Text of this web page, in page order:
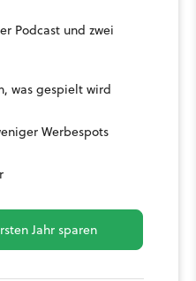
Podcast und zwei
was gespielt wird
Werbespots
Jahr sparen